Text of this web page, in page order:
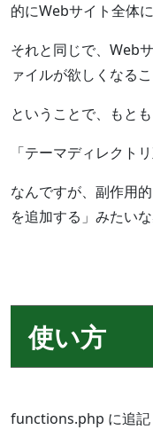
的にWebサイト全体
それと同じで、Web
ァイルが欲しくなる
ということで、もと
「テーマディレクト
なんですが、副作用
を追加する」みたい
使い方
functions.php に追記